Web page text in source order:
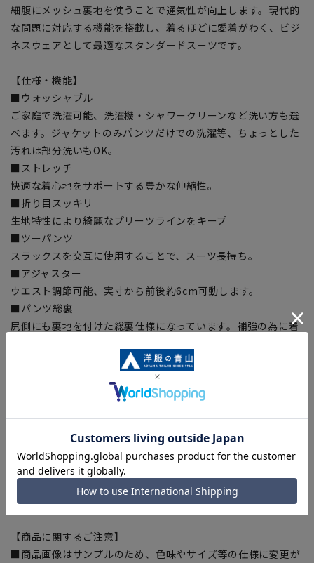
細腹にメッシュ裏地を使うことで通気性が向上します。現代的
な問題に対応する機能を搭載し、着るほどに愛着がわく、ビジ
ネスウェアとして最適なスタンダードスーツです。
【仕様・機能】
■ウォッシャブル
ご家庭で洗濯可能、洗濯機・シャワークリーンなど洗い方も選
べます。ジャケットのみパンツだけでの洗濯等、ちょっとした
汚れは部分洗いもOK。
■ストレッチ
快適な着心地をサポートする豊かな伸縮性。
■折り目スッキリ
生地特性により綺麗なプリーツラインをキープ
■ツーパンツ
スラックスを交互に使用することで、スーツ長持ち。
■アジャスター
ウエスト調節可能、実寸から前後約6cm可動します。
■パンツ総裏
尻側にも裏地を付けた総裏仕様になっています。補強の為に着
この商品はリサイクル原料を使用し、プラスチック・スマート
『ECOBLUE』はマテリアルリサイクルにより、ペットボトル
を繊維へと再生しています。当製品は裏地の糸の一部に
『ECOBLUE』を使用しています。
【シルエット】《ゆったり》 (当社比)
【商品に関するご注意】
■商品画像はサンプルのため、色味やサイズ等の仕様に変更が